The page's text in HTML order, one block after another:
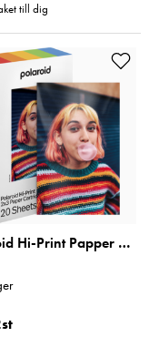
till dig
Polaroid Hi-Print Papper Gen 2 20 Ark
kr
st